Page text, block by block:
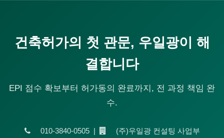
건축허가의 첫 관문, 우일광이 해
결합니다
EPI 점수 확보부터 허가동의 완료까지, 전 과정 책임 완
수.
010-3840-0505 | (주)우일광 컨설팅 사업부